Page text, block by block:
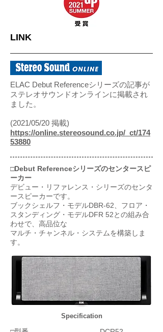
LINK
ELAC Debut Referenceシリーズの記事が
ステレオサウンドオンラインに掲載され
ました。
​(2021/05/20 掲載)
https://online.stereosound.co.jp/_ct/174
53880
□Debut Referenceシリーズのセンタースピ
ーカー
デビュー・リファレンス・シリーズのセンタ
ースピーカーです。
ブックシェルフ・モデルDBR-62、フロア・
スタンディング・モデルDFR 52との組み合
わせで、高品位な
マルチ・チャンネル・システムを構築しま
す。
Specification